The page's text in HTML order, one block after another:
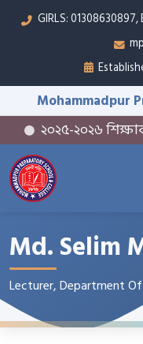
GIRLS: 01308630897,
Mohammadpur
২০২৫-২০২৬
Md. Selim
Lecturer, Department